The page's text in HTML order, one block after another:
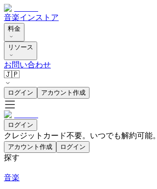
音楽インストア
料金
リソース
お問い合わせ
🇯🇵
ログイン アカウント作成
ログイン
クレジットカード不要。いつでも解約可能。
アカウント作成 ログイン
探す
音楽